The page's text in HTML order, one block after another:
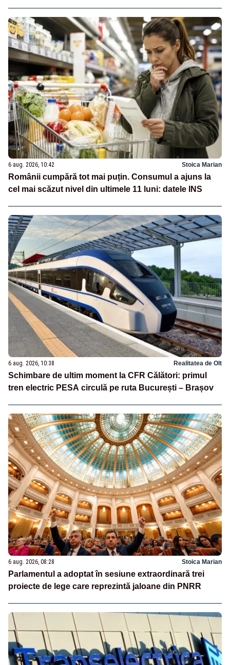
6 aug. 2026, 10:42 Stoica Marian
Românii cumpără tot mai puțin. Consumul a ajuns la
cel mai scăzut nivel din ultimele 11 luni: datele INS
6 aug. 2026, 10:38 Realitatea de Olt
Schimbare de ultim moment la CFR Călători: primul
tren electric PESA circulă pe ruta București – Brașov
6 aug. 2026, 08:28 Stoica Marian
Parlamentul a adoptat în sesiune extraordinară trei
proiecte de lege care reprezintă jaloane din PNRR